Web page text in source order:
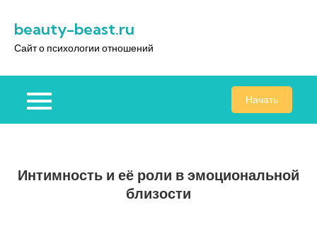
содержимому
beauty-beast.ru
Сайт о психологии отношений
Начать
Интимность и её роли в эмоциональной
близости